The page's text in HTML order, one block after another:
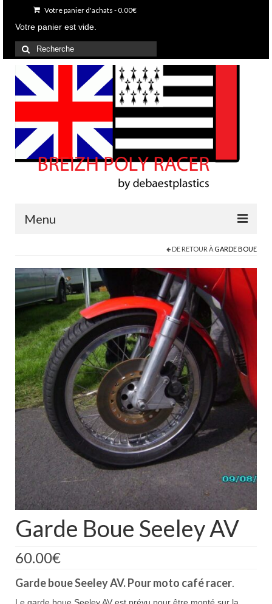
Votre panier d'achats -0.00€
Votre panier est vide.
Rechercher
:
Menu
Boutique
Projets en cours
Mon compte
Mon panier
Nous contacter
Nous situer
DE RETOUR À GARDE BOUE
Garde Boue Seeley AV
60.00€
Garde boue Seeley AV. Pour moto café racer.